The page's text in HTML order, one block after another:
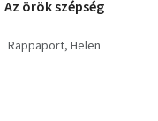
Az örök szépség
Rappaport, Helen